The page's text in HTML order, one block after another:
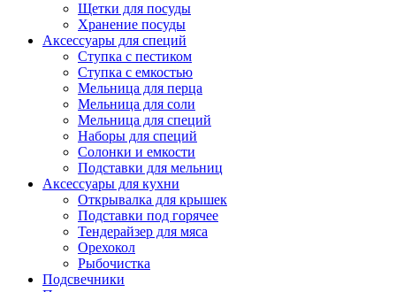
Щетки для посуды
Хранение посуды
Аксессуары для специй
Ступка с пестиком
Ступка с емкостью
Мельница для перца
Мельница для соли
Мельница для специй
Наборы для специй
Солонки и емкости
Подставки для мельниц
Аксессуары для кухни
Открывалка для крышек
Подставки под горячее
Тендерайзер для мяса
Орехокол
Рыбочистка
Подсвечники